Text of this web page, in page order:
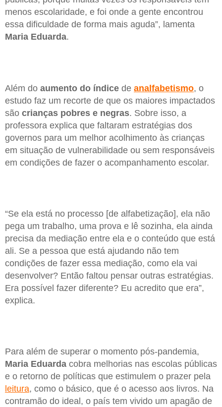
menos escolaridade, e foi onde a gente encontrou
essa dificuldade de forma mais aguda”, lamenta
Maria Eduarda.
Além do aumento do índice de analfabetismo, o
estudo faz um recorte de que os maiores impactados
são crianças pobres e negras. Sobre isso, a
professora explica que faltaram estratégias dos
governos para um melhor acolhimento às crianças
em situação de vulnerabilidade ou sem responsáveis
em condições de fazer o acompanhamento escolar.
“Se ela está no processo [de alfabetização], ela não
pega um trabalho, uma prova e lê sozinha, ela ainda
precisa da mediação entre ela e o conteúdo que está
ali. Se a pessoa que está ajudando não tem
condições de fazer essa mediação, como ela vai
desenvolver? Então faltou pensar outras estratégias.
Era possível fazer diferente? Eu acredito que era”,
explica.
Para além de superar o momento pós-pandemia,
Maria Eduarda cobra melhorias nas escolas públicas
e o retorno de políticas que estimulem o prazer pela
leitura, como o básico, que é o acesso aos livros. Na
contramão do ideal, o país tem vivido um apagão de